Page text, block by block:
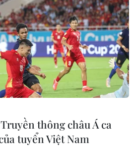
thông châu Á ca
tuyển Việt Nam